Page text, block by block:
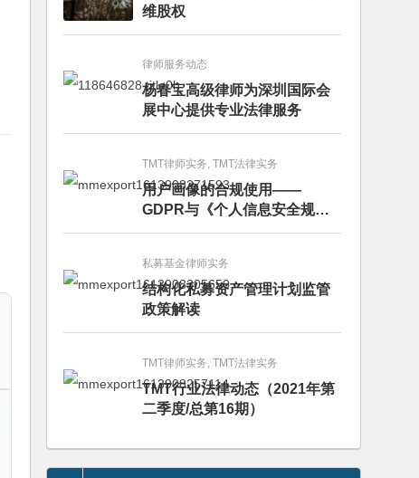
维股权
律师服务动态
杨春宝高级律师为深圳国际会
展中心提供专业法律服务
TMT律师实务, TMT法律实务
用户画像的合规使用——
GDPR与《个人信息安全规
范》的比较分析
私募基金律师实务
结构化私募资产管理计划监管
政策解读
TMT律师实务, TMT法律实务
TMT行业法律动态（2021年第
二季度/总第16期）